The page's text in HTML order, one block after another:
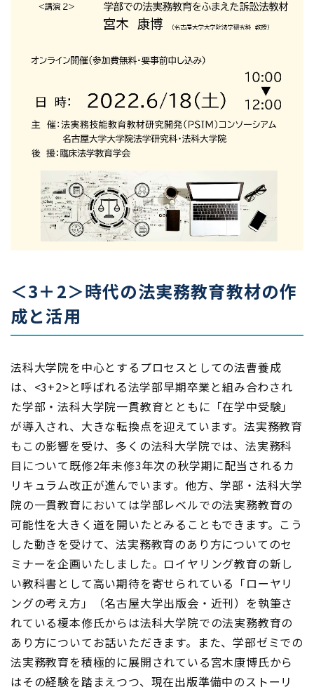
＜3＋2＞時代の法実務教育教材の作
成と活用
法科大学院を中心とするプロセスとしての法曹養成
は、<3+2>と呼ばれる法学部早期卒業と組み合わされ
た学部・法科大学院一貫教育とともに「在学中受験」
が導入され、大きな転換点を迎えています。法実務教育
もこの影響を受け、多くの法科大学院では、法実務科
目について既修2年未修3年次の秋学期に配当されるカ
リキュラム改正が進んでいます。他方、学部・法科大学
院の一貫教育においては学部レベルでの法実務教育の
可能性を大きく道を開いたとみることもできます。こう
した動きを受けて、法実務教育のあり方についてのセ
ミナーを企画いたしました。ロイヤリング教育の新し
い教科書として高い期待を寄せられている「ローヤリ
ングの考え方」（名古屋大学出版会・近刊）を執筆さ
れている榎本修氏からは法科大学院での法実務教育の
あり方についてお話いただきます。また、学部ゼミでの
法実務教育を積極的に展開されている宮木康博氏から
はその経験を踏まえつつ、現在出版準備中のストーリ